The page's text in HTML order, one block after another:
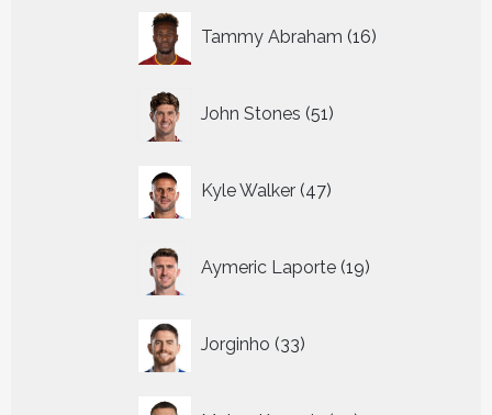
Tammy Abraham 16
producten
John Stones 51
producten
Kyle Walker 47
producten
Aymeric Laporte 19
producten
Jorginho 33
producten